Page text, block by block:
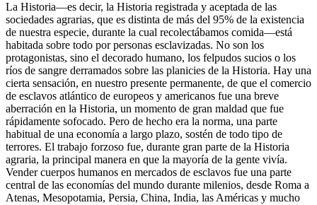
La Historia—es decir, la Historia registrada y aceptada de las
sociedades agrarias, que es distinta de más del 95% de la existencia
de nuestra especie, durante la cual recolectábamos comida—está
habitada sobre todo por personas esclavizadas. No son los
protagonistas, sino el decorado humano, los felpudos sucios o los
ríos de sangre derramados sobre las planicies de la Historia. Hay una
cierta sensación, en nuestro presente permanente, de que el comercio
de esclavos atlántico de europeos y americanos fue una breve
aberración en la Historia, un momento de gran maldad que fue
rápidamente sofocado. Pero de hecho era la norma, una parte
habitual de una economía a largo plazo, sostén de todo tipo de
terrores. El trabajo forzoso fue, durante gran parte de la Historia
agraria, la principal manera en que la mayoría de la gente vivía.
Vender cuerpos humanos en mercados de esclavos fue una parte
central de las economías del mundo durante milenios, desde Roma a
Atenas, Mesopotamia, Persia, China, India, las Américas y mucho